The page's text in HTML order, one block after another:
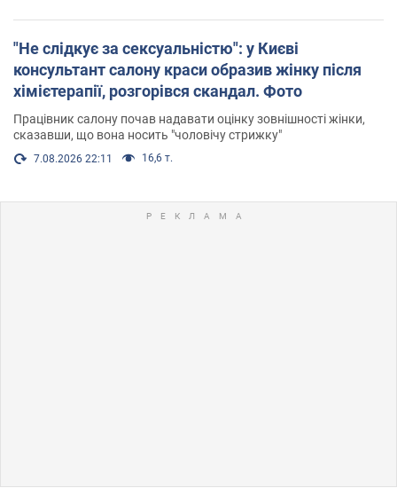
"Не слідкує за сексуальністю": у Києві
консультант салону краси образив жінку після
хімієтерапії, розгорівся скандал. Фото
Працівник салону почав надавати оцінку зовнішності жінки,
сказавши, що вона носить "чоловічу стрижку"
7.08.2026 22:11 16,6 т.